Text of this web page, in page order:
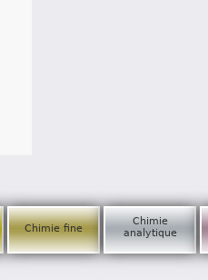
Chimie fine
Chimie
analytique